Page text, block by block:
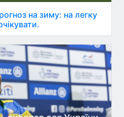
на зиму: на легку